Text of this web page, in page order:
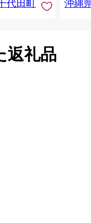
代田町
重瀬
沖縄
返礼品